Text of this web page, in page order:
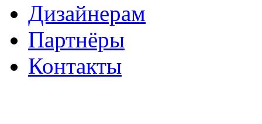
Дизайнерам
Партнёры
Контакты